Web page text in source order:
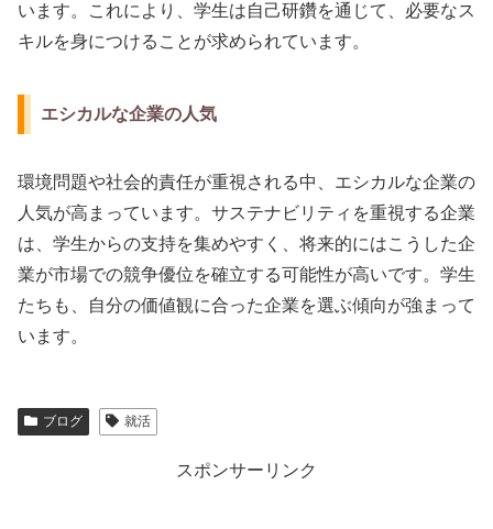
います。これにより、学生は自己研鑽を通じて、必要なス
キルを身につけることが求められています。
エシカルな企業の人気
環境問題や社会的責任が重視される中、エシカルな企業の
人気が高まっています。サステナビリティを重視する企業
は、学生からの支持を集めやすく、将来的にはこうした企
業が市場での競争優位を確立する可能性が高いです。学生
たちも、自分の価値観に合った企業を選ぶ傾向が強まって
います。
ブログ 就活
スポンサーリンク